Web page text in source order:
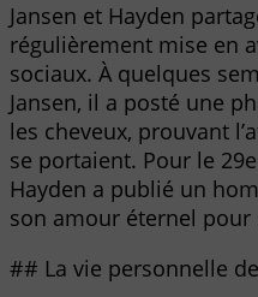
Jansen et Hayden
régulièrement mise en
sociaux. À quelques
Jansen, il a posté une
les cheveux, prouvant
se portaient. Pour le
Hayden a publié un
son amour éternel pour
## La vie personnelle